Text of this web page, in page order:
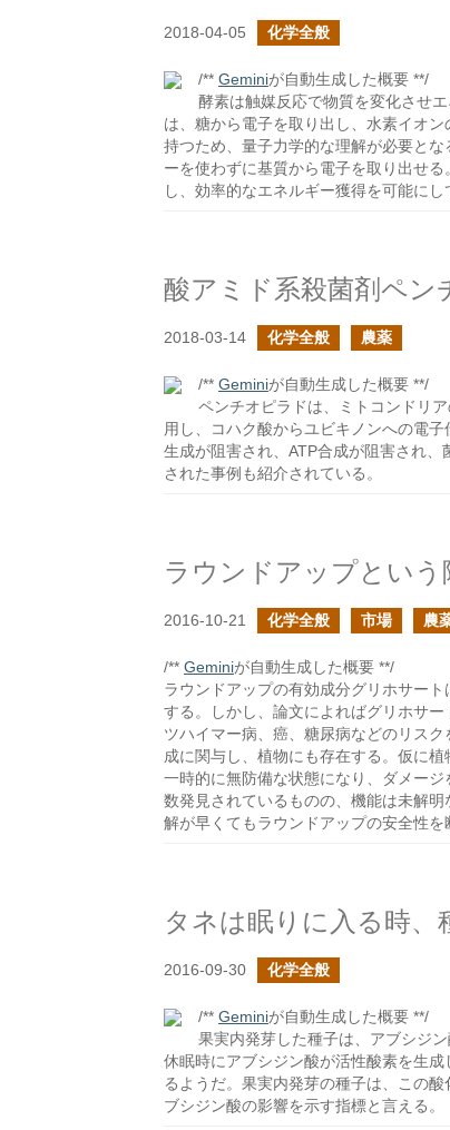
2018-04-05 化学全般
/** Geminiが自動生成した概要 **/
酵素は触媒反応で物質を変化させ
は、糖から電子を取り出し、水素イオ
持つため、量子力学的な理解が必要と
ーを使わずに基質から電子を取り出せ
し、効率的なエネルギー獲得を可能にし
酸アミド系殺菌剤ペン
2018-03-14 化学全般 農薬
/** Geminiが自動生成した概要 **/
ペンチオピラドは、ミトコンドリ
用し、コハク酸からユビキノンへの電
生成が阻害され、ATP合成が阻害され
された事例も紹介されている。
ラウンドアップという
2016-10-21 化学全般 市場 農
/** Geminiが自動生成した概要 **/
ラウンドアップの有効成分グリホサー
する。しかし、論文によればグリホサ
ツハイマー病、癌、糖尿病などのリス
成に関与し、植物にも存在する。仮に
一時的に無防備な状態になり、ダメー
数発見されているものの、機能は未解
解が早くてもラウンドアップの安全性を
タネは眠りに入る時、
2016-09-30 化学全般
/** Geminiが自動生成した概要 **/
果実内発芽した種子は、アブシジ
休眠時にアブシジン酸が活性酸素を生
るようだ。果実内発芽の種子は、この
ブシジン酸の影響を示す指標と言える。